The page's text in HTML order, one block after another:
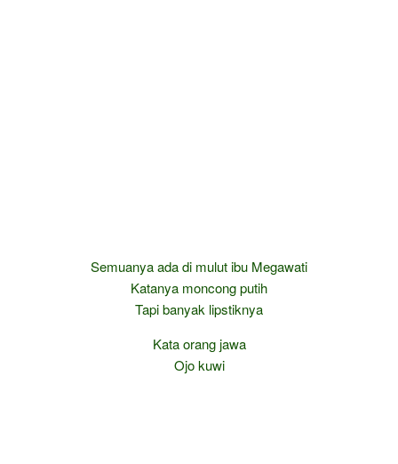
Semuanya ada di mulut ibu Megawati
Katanya moncong putih
Tapi banyak lipstiknya
Kata orang jawa
Ojo kuwi